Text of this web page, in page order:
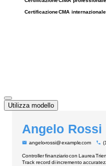
Utilizza modello